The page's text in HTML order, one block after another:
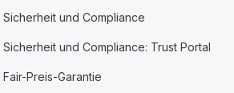
Sicherheit und Compliance
Sicherheit und Compliance: Trust Portal
Fair-Preis-Garantie